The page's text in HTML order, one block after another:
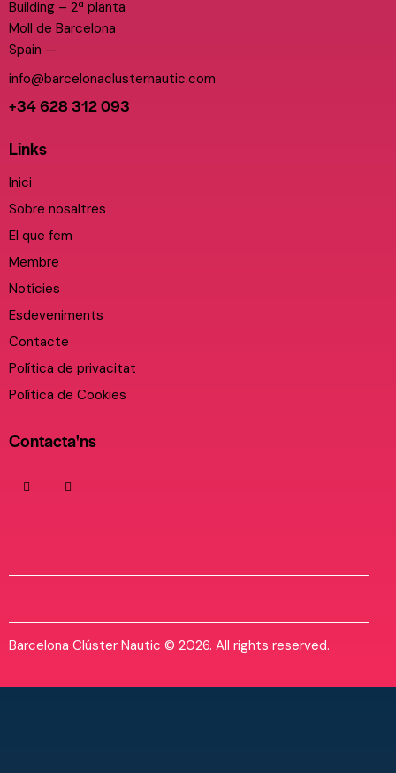
Building – 2ª planta
Moll de Barcelona
Spain —
info@barcelonaclusternautic.com
+34 628 312 093
Links
Inici
Sobre nosaltres
El que fem
Membre
Notícies
Esdeveniments
Contacte
Política de privacitat
Política de Cookies
Contacta'ns
Barcelona Clúster Nautic © 2026. All rights reserved.